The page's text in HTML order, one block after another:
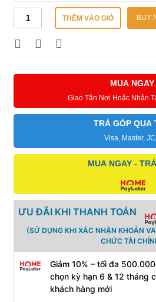
THÊM VÀO GIỎ BUY
MUA NGAY
Giao Tận Nơi Hoặc Nhận
TRẢ GÓP QUA
Visa, Master,
MUA NGAY -
ƯU ĐÃI KHI THANH TOÁN
(SỬ DỤNG KHI XÁC NHẬN KHOẢN
CHỨC TÀI
Giảm 10% – tối đa
chọn kỳ hạn 6 & 12 tháng
khách hàng mới